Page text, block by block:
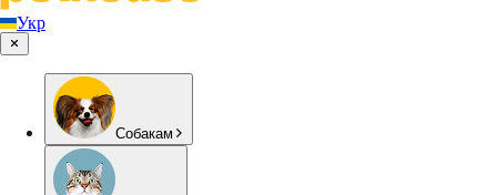
Укр
Собакам